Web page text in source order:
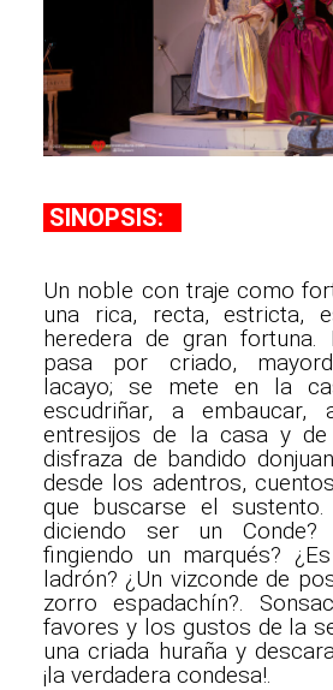
SINOPSIS:
Un noble con traje como
una rica, recta, estricta,
heredera de gran
pasa por criado,
lacayo; se mete en la
escudriñar, a
entresijos de la casa y
disfraza de bandido
desde los adentros,
que buscarse el
diciendo ser un
fingiendo un marqués?
ladrón? ¿Un vizconde de
zorro espadachín?.
favores y los gustos de la
una criada huraña y
¡la verdadera condesa!.